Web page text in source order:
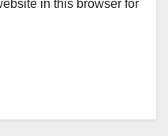
in this browser for